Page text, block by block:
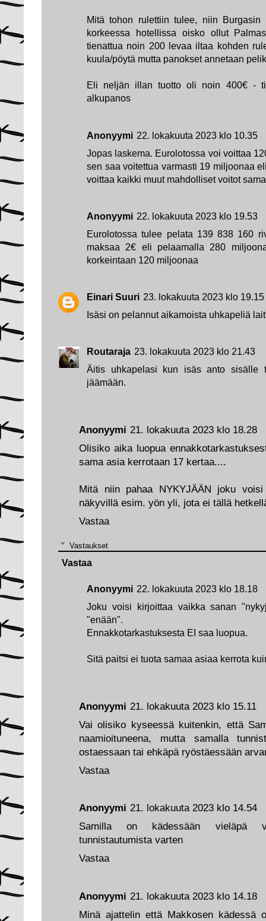
Anonyymi 21. lokakuuta 2023 klo 14.18
Minä ajattelin että Makkosen kädessä
Anonyymi 21. lokakuuta 2023 klo 14.54
Samilla on kädessään vieläpä
tunnistautumista varten
Vastaa
Anonyymi 21. lokakuuta 2023 klo 15.11
Vai olisiko kyseessä kuitenkin, että
naamioituneena, mutta samalla
ostaessaan tai ehkäpä ryöstäessään
Vastaa
Anonyymi 21. lokakuuta 2023 klo 18.28
Olisiko aika luopua
sama asia kerrotaan 17 kertaa....
Mitä niin pahaa NYKYJÄÄN joku
näkyvillä esim. yön yli, jota ei tällä
Vastaa
Vastaukset
Anonyymi 22. lokakuuta 2023 klo 18.18
Joku voisi kirjoittaa vaikka sanan
"enään".
Ennakkotarkastuksesta EI saa luopua.
Sitä paitsi ei tuota samaa asiaa kerrota
Vastaa
Mitä tohon rulettiin tulee, niin
korkeessa hotellissa oisko ollut
tienattua noin 200 levaa iltaa kohden
kuula/pöytä mutta panokset annetaan
Eli neljän illan tuotto oli noin 400€ -
alkupanos
Anonyymi 22. lokakuuta 2023 klo 10.35
Jopas laskema. Eurolotossa voi voittaa
sen saa voitettua varmasti 19 miljoonaa
voittaa kaikki muut mahdolliset voitot
Anonyymi 22. lokakuuta 2023 klo 19.53
Eurolotossa tulee pelata 139 838 160
maksaa 2€ eli pelaamalla 280
korkeintaan 120 miljoonaa
Einari Suuri 23. lokakuuta 2023 klo 19.15
Isäsi on pelannut aikamoista uhkapeliä
Routaraja 23. lokakuuta 2023 klo 21.43
Äitis uhkapelasi kun isäs anto sisälle
jäämään.